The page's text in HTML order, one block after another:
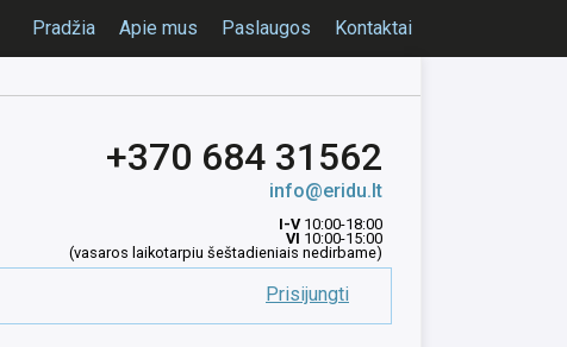
Pradžia Apie mus Paslaugos Kontaktai
+370 684 31562
info@eridu.lt
I-V10:00-18:00
VI 10:00-15:00
(vasaros laikotarpiu šeštadieniais nedirbame)
Prisijungti